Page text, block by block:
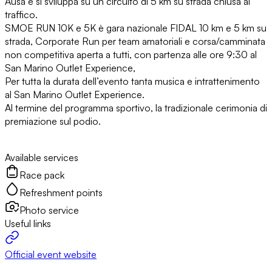
traffico.
SMOE RUN 10K e 5K è gara nazionale FIDAL 10 km e 5 km su
strada, Corporate Run per team amatoriali e corsa/camminata
non competitiva aperta a tutti, con partenza alle ore 9:30 al
San Marino Outlet Experience,
Per tutta la durata dell’evento tanta musica e intrattenimento
al San Marino Outlet Experience.
Al termine del programma sportivo, la tradizionale cerimonia di
premiazione sul podio.
Available services
Race pack
Refreshment points
Photo service
Useful links
Official event website